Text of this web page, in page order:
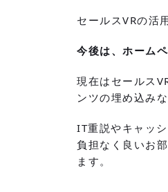
セールスVRの活
今後は、ホーム
現在はセールス
ンツの埋め込み
IT重説やキャッ
負担なく良いお
ます。